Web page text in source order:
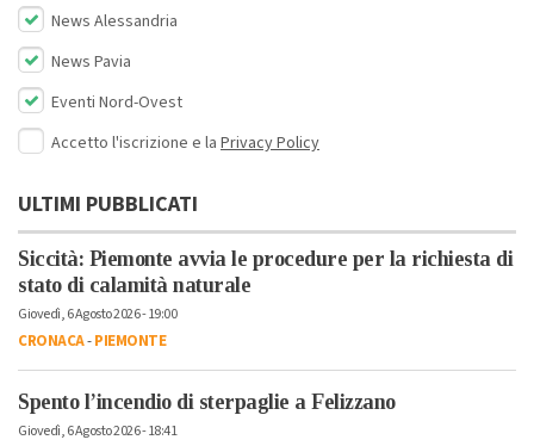
News Alessandria
News Pavia
Eventi Nord-Ovest
Accetto l'iscrizione e la Privacy Policy
ULTIMI PUBBLICATI
Siccità: Piemonte avvia le procedure per la richiesta di
stato di calamità naturale
Giovedì, 6 Agosto 2026 - 19:00
CRONACA-PIEMONTE
Spento l’incendio di sterpaglie a Felizzano
Giovedì, 6 Agosto 2026 - 18:41